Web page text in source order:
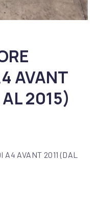
AVANT
2015)
AVANT 2011 (DAL